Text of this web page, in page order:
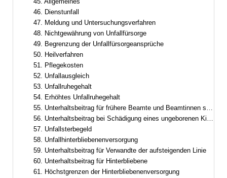
46. Dienstunfall
47. Meldung und Untersuchungsverfahren
48. Nichtgewährung von Unfallfürsorge
49. Begrenzung der Unfallfürsorgeansprüche
50. Heilverfahren
51. Pflegekosten
52. Unfallausgleich
53. Unfallruhegehalt
54. Erhöhtes Unfallruhegehalt
55. Unterhaltsbeitrag für frühere Beamte und Beamtinnen sowie frühere Ruhestandsbeamte und Ruhestandsbeamtinnen
56. Unterhaltsbeitrag bei Schädigung eines ungeborenen Kindes
57. Unfallsterbegeld
58. Unfallhinterbliebenenversorgung
59. Unterhaltsbeitrag für Verwandte der aufsteigenden Linie
60. Unterhaltsbeitrag für Hinterbliebene
61. Höchstgrenzen der Hinterbliebenenversorgung